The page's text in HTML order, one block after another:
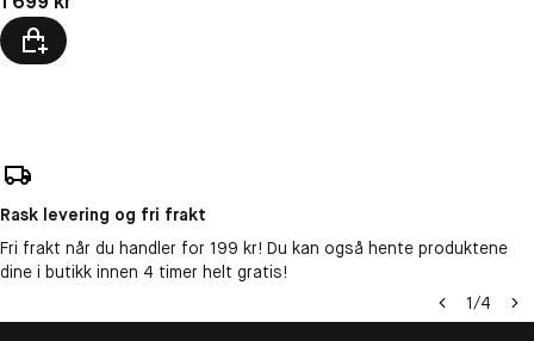
Rask levering og fri frakt
Fri frakt når du handler for 199 kr! Du kan også hente produktene
dine i butikk innen 4 timer helt gratis!
1/4